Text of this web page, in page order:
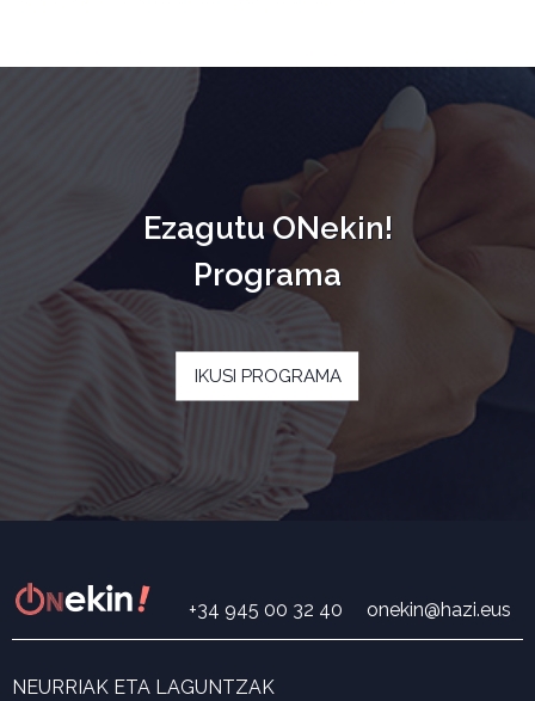
Ezagutu ONekin!
Programa
IKUSI PROGRAMA
+34 945 00 32 40 onekin@hazi.eus
NEURRIAK ETA LAGUNTZAK